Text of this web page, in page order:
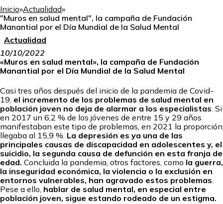
Inicio»Actualidad»
"Muros en salud mental", la campaña de Fundación
Manantial por el Día Mundial de la Salud Mental
Actualidad
10/10/2022
«Muros en salud mental», la campaña de Fundación
Manantial por el Día Mundial de la Salud Mental
Casi tres años después del inicio de la pandemia de Covid-
19, el incremento de los problemas de salud mental en
población joven no deja de alarmar a los especialistas. Si
en 2017 un 6,2 % de los jóvenes de entre 15 y 29 años
manifestaban este tipo de problemas, en 2021 la proporción
llegaba al 15,9 %. La depresión es ya una de las
principales causas de discapacidad en adolescentes y, el
suicidio, la segunda causa de defunción en esta franja de
edad. Concluida la pandemia, otros factores, como la guerra,
la inseguridad económica, la violencia o la exclusión en
entornos vulnerables, han agravado estos problemas.
Pese a ello, hablar de salud mental, en especial entre
población joven, sigue estando rodeado de un estigma.